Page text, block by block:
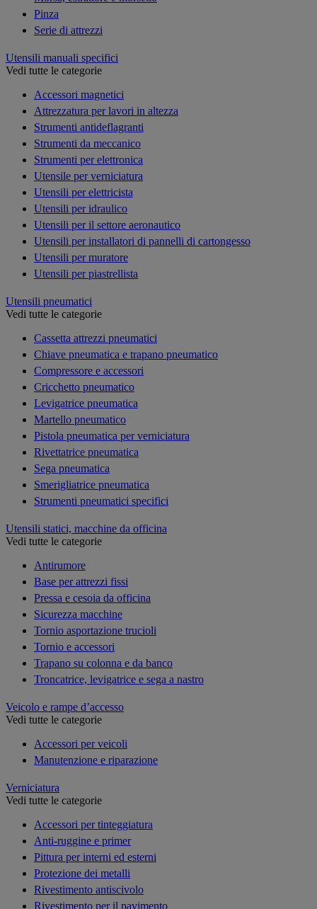
Pinza
Serie di attrezzi
Utensili manuali specifici
Vedi tutte le categorie
Accessori magnetici
Attrezzatura per lavori in altezza
Strumenti antideflagranti
Strumenti da meccanico
Strumenti per elettronica
Utensile per verniciatura
Utensili per elettricista
Utensili per idraulico
Utensili per il settore aeronautico
Utensili per installatori di pannelli di cartongesso
Utensili per muratore
Utensili per piastrellista
Utensili pneumatici
Vedi tutte le categorie
Cassetta attrezzi pneumatici
Chiave pneumatica e trapano pneumatico
Compressore e accessori
Cricchetto pneumatico
Levigatrice pneumatica
Martello pneumatico
Pistola pneumatica per verniciatura
Rivettatrice pneumatica
Sega pneumatica
Smerigliatrice pneumatica
Strumenti pneumatici specifici
Utensili statici, macchine da officina
Vedi tutte le categorie
Antirumore
Base per attrezzi fissi
Pressa e cesoia da officina
Sicurezza macchine
Tornio asportazione trucioli
Tornio e accessori
Trapano su colonna e da banco
Troncatrice, levigatrice e sega a nastro
Veicolo e rampe d’accesso
Vedi tutte le categorie
Accessori per veicoli
Manutenzione e riparazione
Verniciatura
Vedi tutte le categorie
Accessori per tinteggiatura
Anti-ruggine e primer
Pittura per interni ed esterni
Protezione dei metalli
Rivestimento antiscivolo
Rivestimento per il pavimento